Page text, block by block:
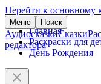
Перейти к основному
Меню Поиск
АудиосказкиСказки
редактора
Главная
Раскраски для
День Рождения